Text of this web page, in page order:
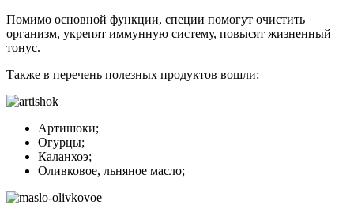
Помимо основной функции, специи помогут очистить
организм, укрепят иммунную систему, повысят жизненный
тонус.
Также в перечень полезных продуктов вошли:
Артишоки;
Огурцы;
Каланхоэ;
Оливковое, льняное масло;